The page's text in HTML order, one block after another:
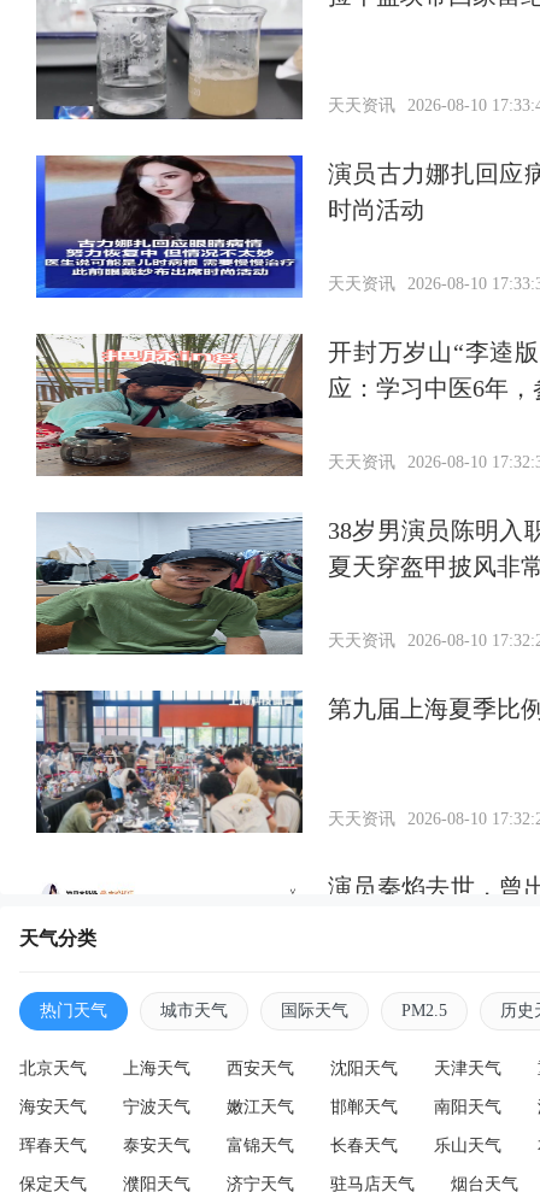
天天资讯 2026-08-10
演员古力娜扎回应
时尚活动
天天资讯 2026-08-10
开封万岁山“李逵
应：学习中医6年
天天资讯 2026-08-10
38岁男演员陈明入
夏天穿盔甲披风非
天天资讯 2026-08-10
第九届上海夏季比
天天资讯 2026-08-10
演员秦焰去世，曾
2026-08-10
天气分类
热门天气 城市天气 国际天气 PM2.5 历史
北京天气 上海天气 西安天气 沈阳天气 天津天气
海安天气 宁波天气 嫩江天气 邯郸天气 南阳天气
珲春天气 泰安天气 富锦天气 长春天气 乐山天气
保定天气 濮阳天气 济宁天气 驻马店天气 烟台天气